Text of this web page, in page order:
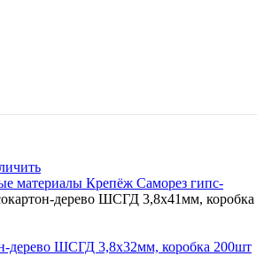
материалы Крепёж Саморез гипс-
дерево ШСГД 3,8х41мм, коробка
дерево ШСГД 3,8х32мм, коробка 200шт